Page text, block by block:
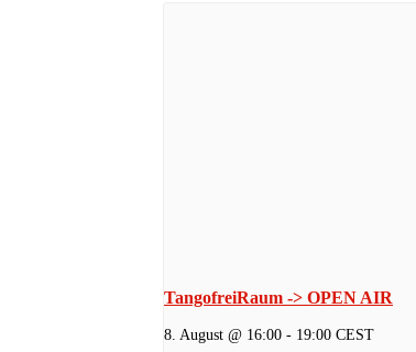
TangofreiRaum -> OPEN AIR
8. August @ 16:00 - 19:00 CEST